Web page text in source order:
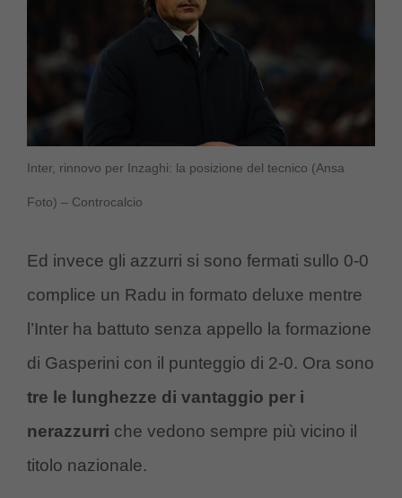
Inter, rinnovo per Inzaghi: la posizione del tecnico (Ansa
Foto) – Controcalcio
Ed invece gli azzurri si sono fermati sullo 0-0
complice un Radu in formato deluxe mentre
l’Inter ha battuto senza appello la formazione
di Gasperini con il punteggio di 2-0. Ora sono
tre le lunghezze di vantaggio per i
nerazzurri che vedono sempre più vicino il
titolo nazionale.